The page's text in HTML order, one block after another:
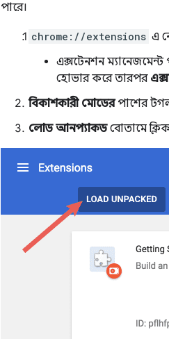
পারে।
chrome://extensions এ
এক্সটেনশন ম্যানেজমেন্ট
হোভার করে তারপর
বিকাশকারী মোডেরপাশের
লোড আনপ্যাকডবোতামে